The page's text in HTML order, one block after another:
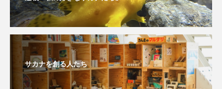
自然 自然保護 自由研究
葛西臨海公園 葛西臨海水族園 藻場
藻類 見分け方 観察 調査
サカナを創る人たち